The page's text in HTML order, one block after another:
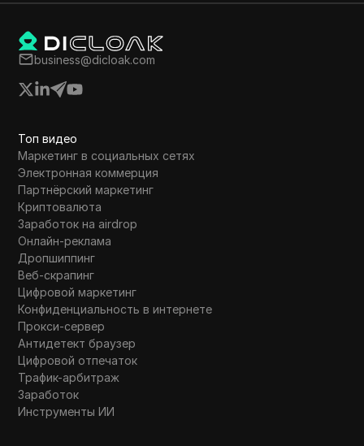
пройти
перехода при
на листинг
business@dicloak.com
Топ видео
Маркетинг в социальных сетях
Электронная коммерция
Партнёрский маркетинг
Криптовалюта
Заработок на airdrop
Онлайн-реклама
Дропшиппинг
Веб-скрапинг
Цифровой маркетинг
Конфиденциальность в интернете
Прокси-сервер
Антидетект браузер
Цифровой отпечаток
Трафик-арбитраж
Заработок
Инструменты ИИ